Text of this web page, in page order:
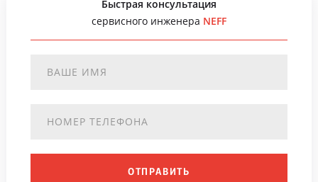
Быстрая консультация
сервисного инженера NEFF
ОТПРАВИТЬ